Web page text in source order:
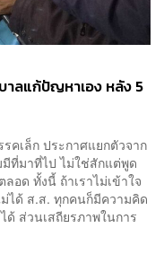
าลแก้ปัญหาเอง หลัง 5
คเล็ก ประกาศแยกตัวจาก
มีที่มาที่ไป ไม่ใช่สักแต่พูด
อด ทั้งนี้ ถ้าเราไม่เข้าใจ
ได้ ส.ส. ทุกคนก็มีความคิด
ด้ ส่วนเสถียรภาพในการ